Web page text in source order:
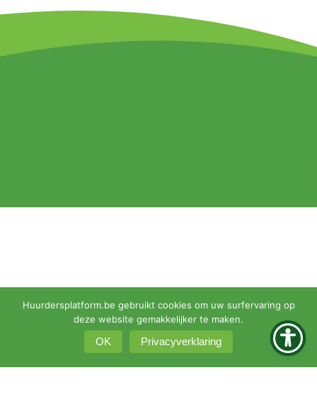
Huurdersplatform.be gebruikt cookies om uw surfervaring op
deze website gemakkelijker te maken.
OK Privacyverklaring